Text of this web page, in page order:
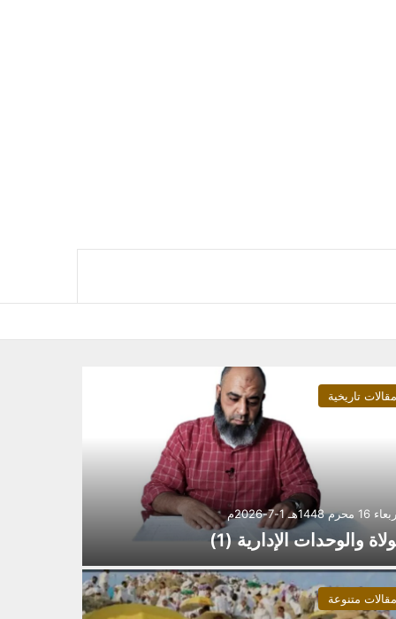
مقالات تاريخية
1448هـ 1-7-2026م
والوحدات الإدارية (1)
مقالات متنوعة